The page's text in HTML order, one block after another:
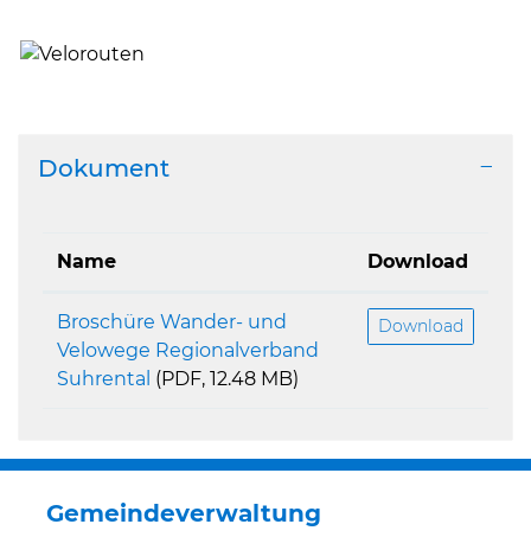
Dokument
Name Download
Broschüre Wander- und
Velowege Regionalverband
Suhrental (PDF, 12.48 MB)
Download
Gemeindeverwaltung